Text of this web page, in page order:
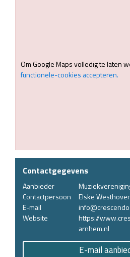
Om Google Maps volledig te laten
functionele-cookies accepteren.
Contactgegevens
Aanbieder
Contactpersoon
Elske
E-mail
Website
https://
arnhem.nl
E-mail